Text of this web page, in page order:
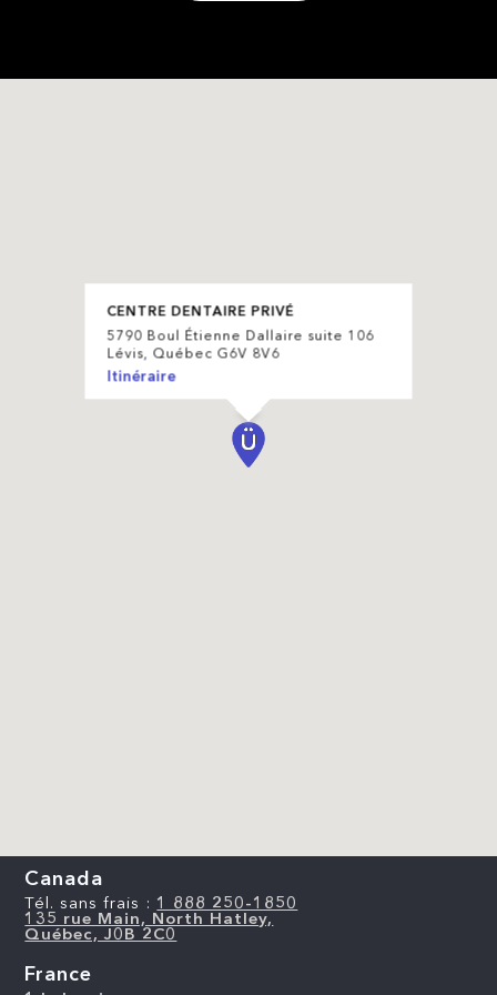
CENTRE DENTAIRE PRIVÉ
5790 Boul Étienne Dallaire suite 106
Lévis, Québec G6V 8V6
Itinéraire
Canada
Tél. sans frais : 1 888 250-1850
135 rue Main, North Hatley,
Québec, J0B 2C0
France